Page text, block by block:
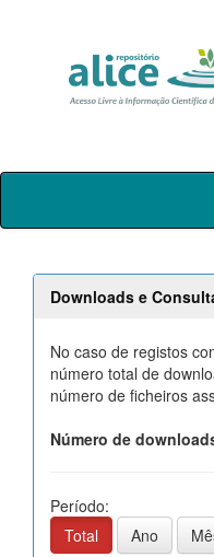
Skip
Downloads e
No caso de registos
número total de
número de ficheiros
Número de
Período:
Total
Ano